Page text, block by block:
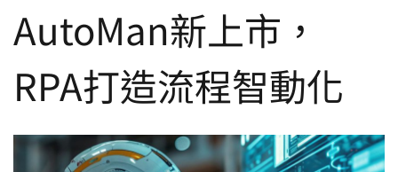
AutoMan新上市，
RPA打造流程智動化